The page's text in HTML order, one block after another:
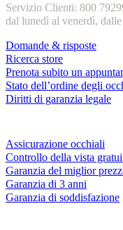
Servizio Clienti: 800
dal lunedì al venerdì,
Domande & risposte
Ricerca store
Prenota subito un
Stato dell’ordine degli
Diritti di garanzia legale
Assicurazione occhiali
Controllo della vista
Garanzia del miglior
Garanzia di 3 anni
Garanzia di soddisfazione